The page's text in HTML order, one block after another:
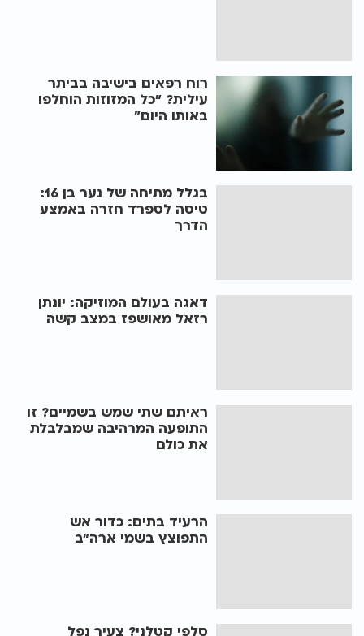
רוח רפאים בישיבה בביתר
עילית? "כל המזוזות הוחלפו
באותו היום"
בגלל מתיחה של נער בן 16:
טיסה לספרד חזרה באמצע
הדרך
דאגה בעולם המוזיקה: יונתן
רזאל מאושפז במצב קשה
‫ראיתם שתי שמש בשמיים? זו
התופעה המרהיבה שמבלבלת
את כולם‬
הרעיד בתים: כדור אש
התפוצץ בשמי ארה"ב
סלפי קטלני? צעיר נפל